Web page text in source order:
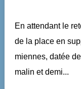
En attendant le
de la place en
miennes, datée
malin et demi...